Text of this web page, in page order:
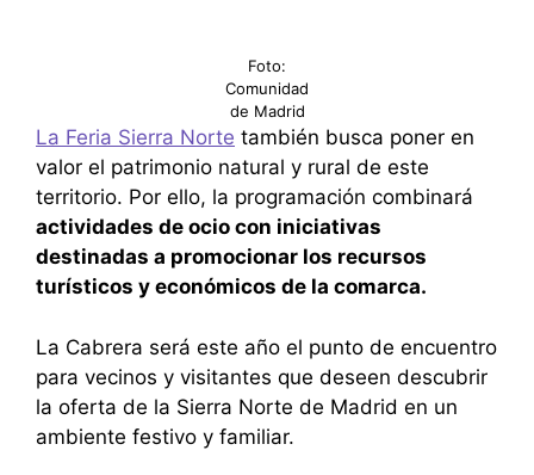
Foto:
Comunidad
de Madrid
La Feria Sierra Norte también busca poner en
valor el patrimonio natural y rural de este
territorio. Por ello, la programación combinará
actividades de ocio con iniciativas
destinadas a promocionar los recursos
turísticos y económicos de la comarca.
La Cabrera será este año el punto de encuentro
para vecinos y visitantes que deseen descubrir
la oferta de la Sierra Norte de Madrid en un
ambiente festivo y familiar.